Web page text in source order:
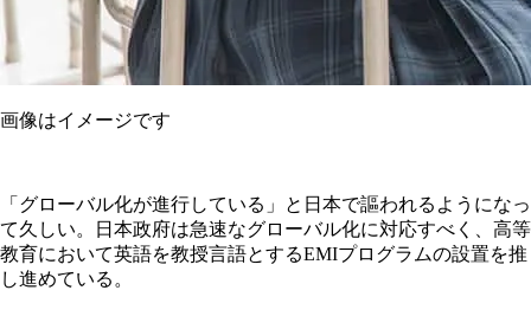
画像はイメージです
「グローバル化が進行している」と日本で謳われるようになっ
て久しい。日本政府は急速なグローバル化に対応すべく、高等
教育において英語を教授言語とするEMIプログラムの設置を推
し進めている。